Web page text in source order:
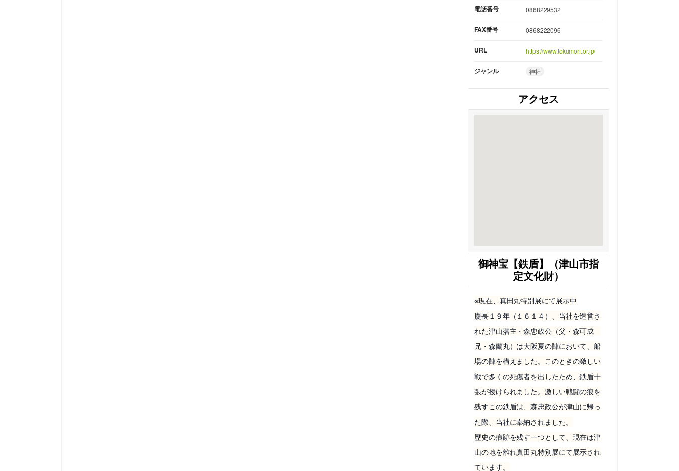
電話番号 0868229532
FAX番号 0868222096
URL https://www.tokumori.or.jp/
ジャンル 神社
アクセス
御神宝【鉄盾】（津山市指
定文化財）
※現在、真田丸特別展にて展示中
慶長１９年（１６１４）、当社を造営さ
れた津山藩主・森忠政公（父・森可成
兄・森蘭丸）は大阪夏の陣において、船
場の陣を構えました。このときの激しい
戦で多くの死傷者を出したため、鉄盾十
張が授けられました。激しい戦闘の痕を
残すこの鉄盾は、森忠政公が津山に帰っ
た際、当社に奉納されました。
歴史の痕跡を残す一つとして、現在は津
山の地を離れ真田丸特別展にて展示され
ています。